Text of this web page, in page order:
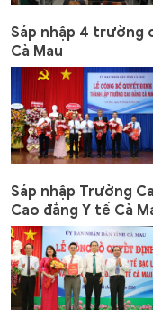
Sáp nhập 4 trường
Cà Mau
Sáp nhập Trường
Cao đẳng Y tế Cà